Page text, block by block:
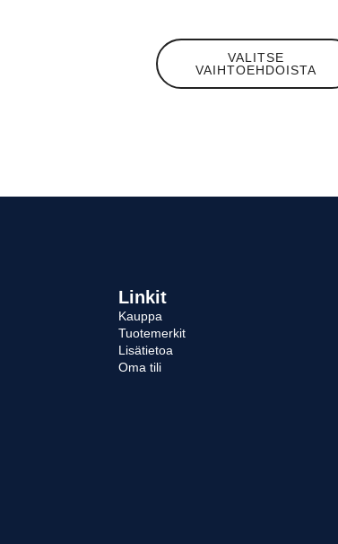
oli:
26,12 €.
on:
9,90 €.
VALITSE
VAIHTOEHDOISTA
Tällä
tuotteella
on
sivulla.
Linkit
Kauppa
Tuotemerkit
Lisätietoa
Oma tili